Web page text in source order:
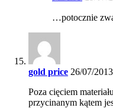
…potocznie
gold price 26/07/
Poza cięciem
przycinanym kątem